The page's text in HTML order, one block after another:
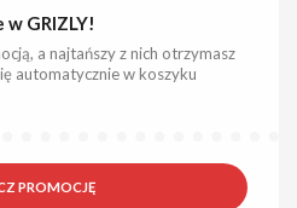
GRIZLY!
a najtańszy z nich otrzymasz
automatycznie w koszyku
PROMOCJĘ